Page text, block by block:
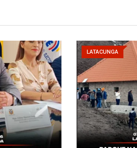
LATACUNGA